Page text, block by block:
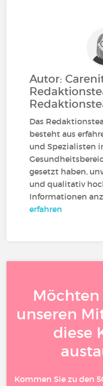
Autor:
Das
besteht aus
und Spezialisten
gesetzt haben,
und qualitativ
Informationen
erfahren
unseren
diese
Kommen Sie zu den